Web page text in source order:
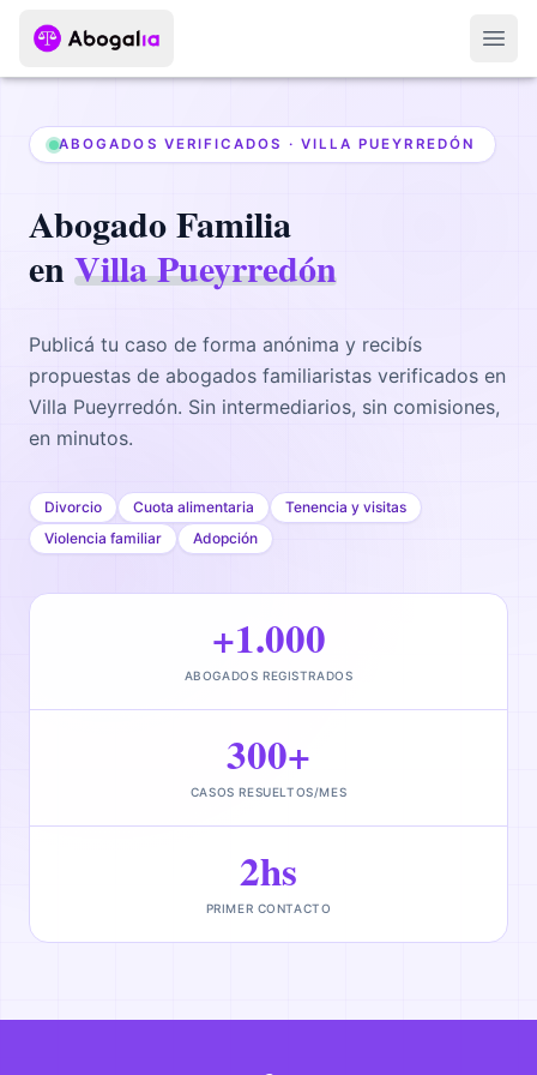
ABOGADOS VERIFICADOS · VILLA PUEYRREDÓN
AbogadoFamilia
enVilla Pueyrredón
Publicá tu caso de forma anónima y recibís
propuestas de abogados familiaristas verificados en
Villa Pueyrredón. Sin intermediarios, sin comisiones,
en minutos.
Divorcio Cuota alimentaria
Tenencia y visitas
Violencia familiar
Adopción
+1.000
ABOGADOS REGISTRADOS
300+
CASOS RESUELTOS/MES
2hs
PRIMER CONTACTO